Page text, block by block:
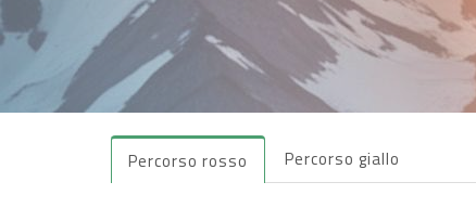
Percorso rosso Percorso giallo